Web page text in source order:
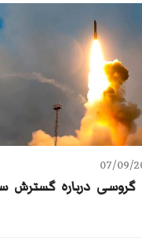
07/09/
گروسی درباره گسترش